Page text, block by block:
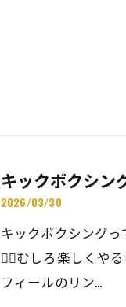
キックボクシン
2026/03/30
キックボクシング
🙆‍♂️むしろ楽しくや
フィールのリン…